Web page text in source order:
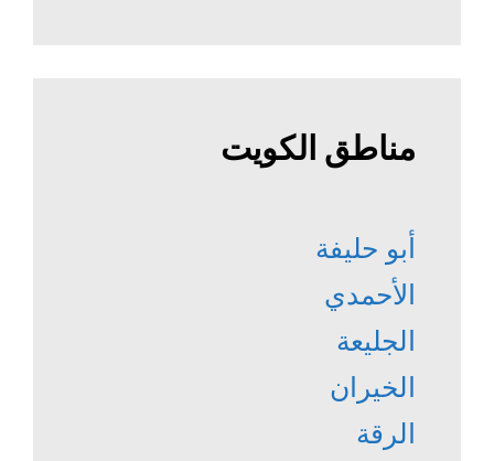
مناطق الكويت
أبو حليفة
الأحمدي
الجليعة
الخيران
الرقة